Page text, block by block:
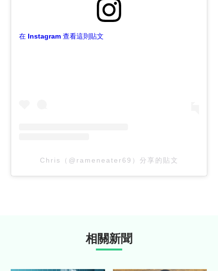
在 Instagram 查看這則貼文
Chris（@rameneater69）分享的貼文
相關新聞